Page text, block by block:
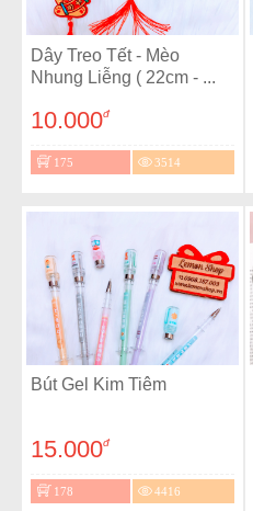
Dây Treo Tết - Mèo
Nhung Liễng ( 22cm - ...
10.000đ
175 3514
Bút Gel Kim Tiêm
15.000đ
178 4416